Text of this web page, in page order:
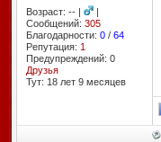
Возраст: -- |
|
Сообщений: 305
Благодарности: 0/ 64
Репутация: 1
Предупреждений: 0
Друзья
Тут: 18 лет 9 месяцев